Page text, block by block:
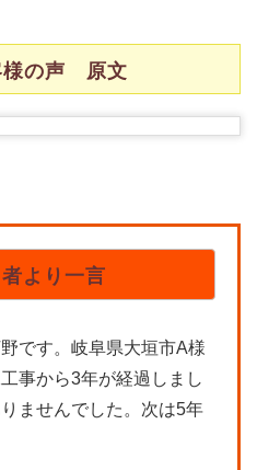
様の声 原文
より一言
です。岐阜県大垣市A様
事から3年が経過しまし
ませんでした。次は5年